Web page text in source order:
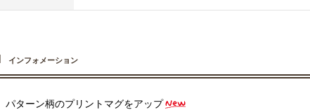
インフォメーション
パターン柄のプリントマグをアップ